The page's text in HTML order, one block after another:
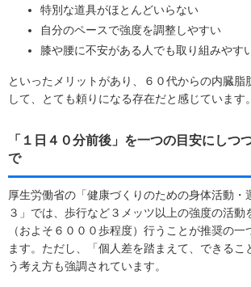
特別な道具がほとんどいらない
自分のペースで強度を調整しやすい
膝や腰に不安がある人でも取り組みやす
といったメリットがあり、６０代からの内臓脂
して、とても頼りになる存在だと感じています。
「１日４０分前後」を一つの目安にしつ
で
厚生労働省の「健康づくりのための身体活動・
３」では、歩行など３メッツ以上の強度の活動
（およそ６０００歩程度）行うことが推奨の
ます。ただし、「個人差を踏まえて、できるこ
う考え方も強調されています。